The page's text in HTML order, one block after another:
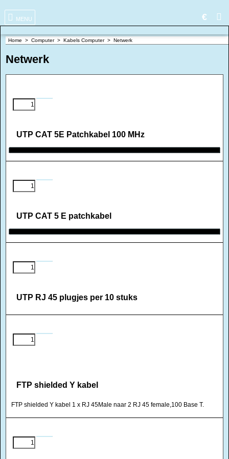
MENU €
Home > Computer> Kabels Computer> Netwerk
Netwerk
UTP CAT 5E Patchkabel 100 MHz
UTP CAT 5 E patchkabel
UTP RJ 45 plugjes per 10 stuks
FTP shielded Y kabel
FTP shielded Y kabel 1 x RJ 45Male naar 2 RJ 45 female,100 Base T.